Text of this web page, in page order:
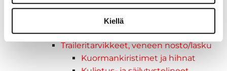
Kiellä
Lipputangot
Lipputankojen jalat
Pikaliitin
Traileritarvikkeet, veneen nosto/lasku
Kuormankiristimet ja hihnat